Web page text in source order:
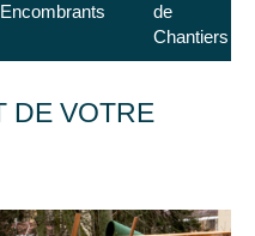
Encombrants
de
Chantiers
DE VOTRE